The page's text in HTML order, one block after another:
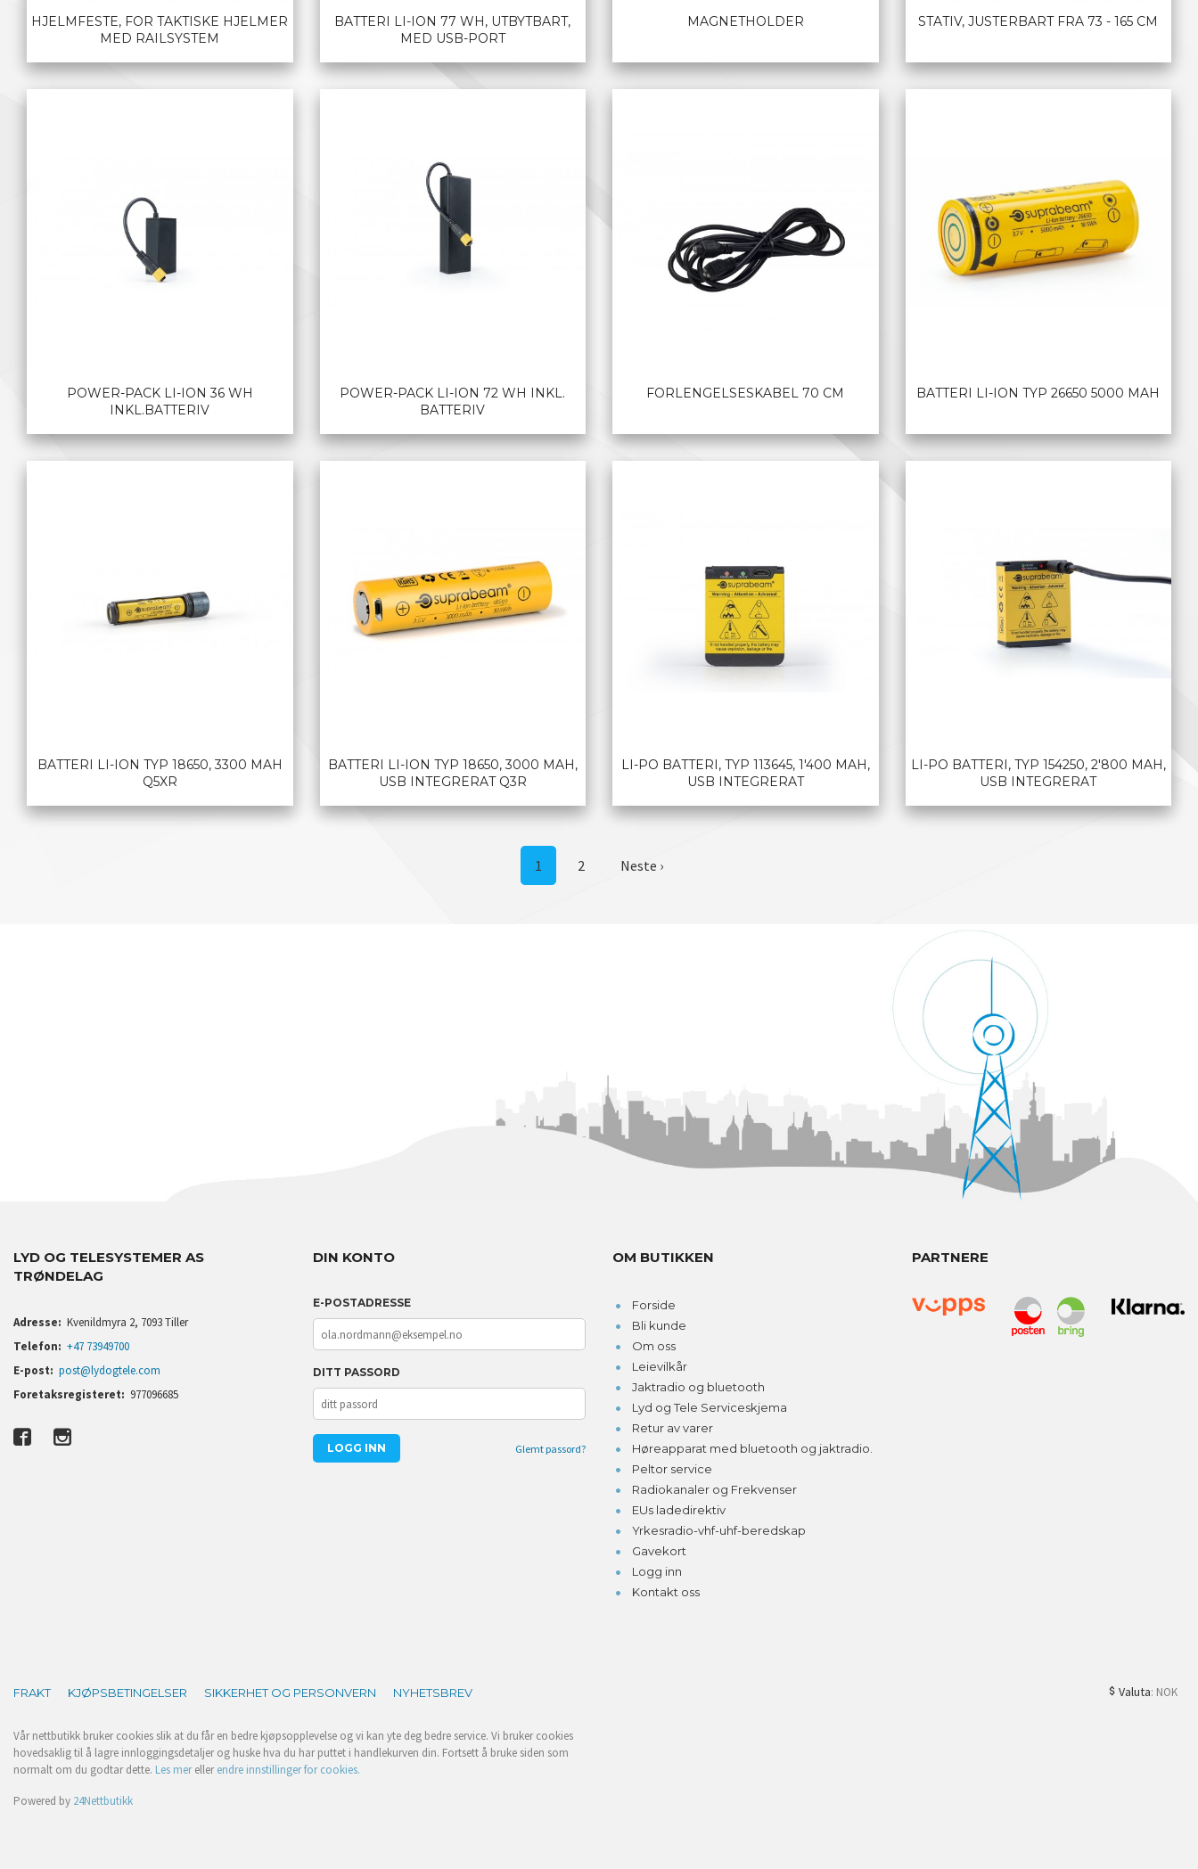
HJELMFESTE, FOR TAKTISKE HJELMER
MED RAILSYSTEM
BATTERI LI-ION 77 WH, UTBYTBART,
MED USB-PORT
MAGNETHOLDER STATIV, JUSTERBART FRA 73 - 165 CM
POWER-PACK LI-ION 36 WH
INKL.BATTERIV
POWER-PACK LI-ION 72 WH INKL.
BATTERIV
FORLENGELSESKABEL 70 CM BATTERI LI-ION TYP 26650 5000 MAH
BATTERI LI-ION TYP 18650, 3300 MAH
Q5XR
BATTERI LI-ION TYP 18650, 3000 MAH,
USB INTEGRERAT Q3R
LI-PO BATTERI, TYP 113645, 1'400 MAH,
USB INTEGRERAT
LI-PO BATTERI, TYP 154250, 2'800 MAH,
USB INTEGRERAT
1 2 Neste ›
LYD OG TELESYSTEMER AS
TRØNDELAG
Adresse: Kvenildmyra 2, 7093 Tiller
Telefon: +47 73949700
E-post: post@lydogtele.com
Foretaksregisteret: 977096685
DIN KONTO
E-POSTADRESSE
DITT PASSORD
Glemt passord?
OM BUTIKKEN
Forside
Bli kunde
Om oss
Leievilkår
Jaktradio og bluetooth
Lyd og Tele Serviceskjema
Retur av varer
Høreapparat med bluetooth og jaktradio.
Peltor service
Radiokanaler og Frekvenser
EUs ladedirektiv
Yrkesradio-vhf-uhf-beredskap
Gavekort
Logg inn
Kontakt oss
PARTNERE
Valuta: NOK
FRAKT KJØPSBETINGELSER SIKKERHET OG PERSONVERN NYHETSBREV
Vår nettbutikk bruker cookies slik at du får en bedre kjøpsopplevelse og vi kan yte deg bedre service. Vi bruker cookies
hovedsaklig til å lagre innloggingsdetaljer og huske hva du har puttet i handlekurven din. Fortsett å bruke siden som
normalt om du godtar dette. Les merellerendre innstillinger for cookies.
Powered by 24Nettbutikk